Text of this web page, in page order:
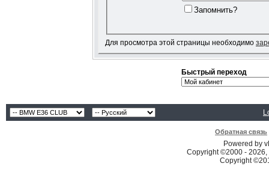
Запомнить?
Для просмотра этой страницы необходимо
Быстрый переход
Обратная связь
Powered by
Copyright ©2000 -
Copyright